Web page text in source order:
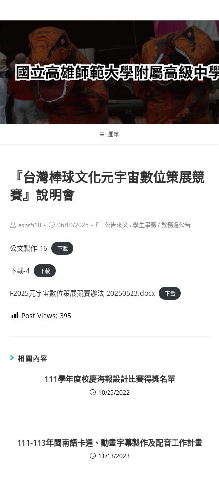
轉
要
內
容
選單
『台灣棒球文化元宇宙數位策展競
賽』說明會
Postashs510
Post06/10/2025
Post公告來文/學生事務/教務處公告
公文製作-16 下載
下載-4 下載
F2025元宇宙數位策展競賽辦法-20250523.docx 下載
Post Views: 395
相關內容
111學年度校慶海報設計比賽得獎名單
10/25/2022
111-113年閩南語卡通、動畫字幕製作及配音工作計畫
11/13/2023